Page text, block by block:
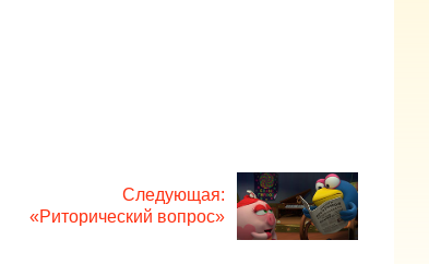
Следующая:
«Риторический вопрос»